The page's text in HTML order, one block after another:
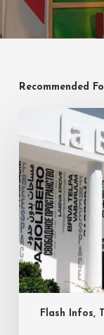
Recommended
Flash Infos,